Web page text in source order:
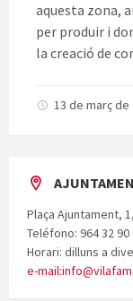
aquesta zona,
per produir i
la creació de
13 de març de
Plaça Ajuntament,
Teléfono: 964 32 90
Horari: dilluns a
e-